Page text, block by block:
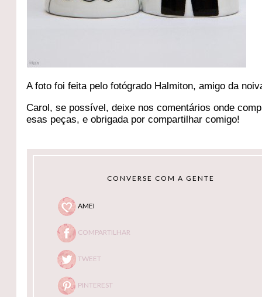
A foto foi feita pelo fotógrado Halmiton, amigo da
Carol, se possível, deixe nos comentários onde
esas peças, e obrigada por compartilhar comigo!
CONVERSE COM A GENTE
AMEI
COMPARTILHAR
TWEET
PINTEREST